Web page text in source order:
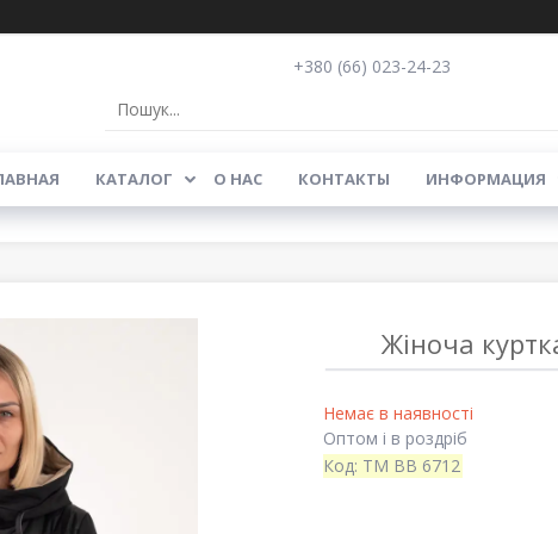
+380 (66) 023-24-23
КАТАЛОГ О НАС КОНТАКТЫ ИНФОРМАЦИЯ
Жіноча
Немає в наявності
Оптом і в роздріб
Код: TM BB 6712